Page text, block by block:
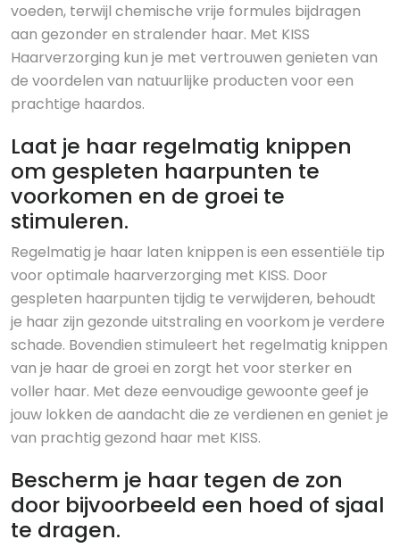
voeden, terwijl chemische vrije formules bijdragen
aan gezonder en stralender haar. Met KISS
Haarverzorging kun je met vertrouwen genieten van
de voordelen van natuurlijke producten voor een
prachtige haardos.
Laat je haar regelmatig knippen
om gespleten haarpunten te
voorkomen en de groei te
stimuleren.
Regelmatig je haar laten knippen is een essentiële tip
voor optimale haarverzorging met KISS. Door
gespleten haarpunten tijdig te verwijderen, behoudt
je haar zijn gezonde uitstraling en voorkom je verdere
schade. Bovendien stimuleert het regelmatig knippen
van je haar de groei en zorgt het voor sterker en
voller haar. Met deze eenvoudige gewoonte geef je
jouw lokken de aandacht die ze verdienen en geniet je
van prachtig gezond haar met KISS.
Bescherm je haar tegen de zon
door bijvoorbeeld een hoed of sjaal
te dragen.